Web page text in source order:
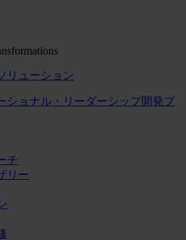
リューション
ショナル・リーダーシップ開発プ
チ
リー